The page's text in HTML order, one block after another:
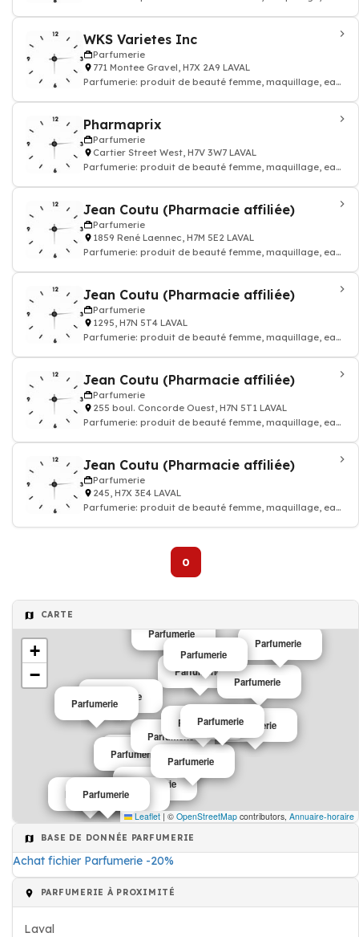
WKS Varietes Inc
Parfumerie
771 Montee Gravel, H7X 2A9 LAVAL
Parfumerie: produit de beauté femme, maquillage, eau
Pharmaprix
Parfumerie
Cartier Street West, H7V 3W7 LAVAL
Parfumerie: produit de beauté femme, maquillage, eau
Jean Coutu (Pharmacie affiliée)
Parfumerie
1859 René Laennec, H7M 5E2 LAVAL
Parfumerie: produit de beauté femme, maquillage, eau
Jean Coutu (Pharmacie affiliée)
Parfumerie
1295, H7N 5T4 LAVAL
Parfumerie: produit de beauté femme, maquillage, eau
Jean Coutu (Pharmacie affiliée)
Parfumerie
255 boul. Concorde Ouest, H7N 5T1 LAVAL
Parfumerie: produit de beauté femme, maquillage, eau
Jean Coutu (Pharmacie affiliée)
Parfumerie
245, H7X 3E4 LAVAL
Parfumerie: produit de beauté femme, maquillage, eau
0
CARTE
Parfumerie
Parfumerie
Parfumerie
Parfumerie
Parfumerie
Parfumerie
Parfumerie
Parfumerie
Parfumerie
Parfumerie
Parfumerie
Parfumerie
Parfumerie
Parfumerie
Parfumerie
Parfumerie
Parfumerie
Parfumerie
Parfumerie
Parfumerie
+
−
Leaflet | © OpenStreetMap contributors, Annuaire-horaire
BASE DE DONNÉE PARFUMERIE
Achat fichier Parfumerie -20%
PARFUMERIE À PROXIMITÉ
Laval